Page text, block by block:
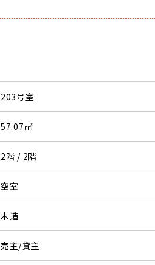
203号室
57.07㎡
2階 / 2階
空室
木造
売主/貸主